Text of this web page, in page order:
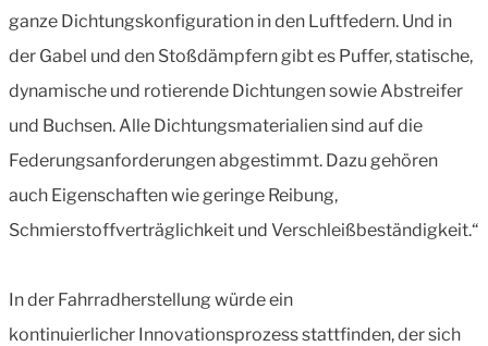
ganze Dichtungskonfiguration in den Luftfedern. Und in
der Gabel und den Stoßdämpfern gibt es Puffer, statische,
dynamische und rotierende Dichtungen sowie Abstreifer
und Buchsen. Alle Dichtungsmaterialien sind auf die
Federungsanforderungen abgestimmt. Dazu gehören
auch Eigenschaften wie geringe Reibung,
Schmierstoffverträglichkeit und Verschleißbeständigkeit.“
In der Fahrradherstellung würde ein
kontinuierlicher Innovationsprozess stattfinden, der sich